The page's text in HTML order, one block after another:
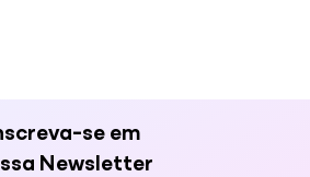
se em
Newsletter